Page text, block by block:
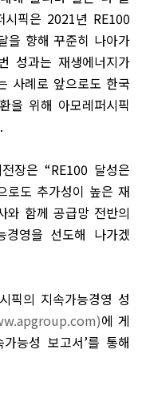
시픽은 2021년 RE100
을 향해 꾸준히 나아가
성과는 재생에너지가
사례로 앞으로도 한국
을 위해 아모레퍼시픽
.
장은 “RE100 달성은
로도 추가성이 높은 재
와 함께 공급망 전반의
영을 선도해 나가겠
픽의 지속가능경영 성
에 게
가능성 보고서’를 통해